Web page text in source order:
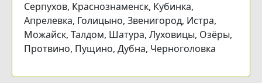
Серпухов, Краснознаменск, Кубинка,
Апрелевка, Голицыно, Звенигород, Истра,
Можайск, Талдом, Шатура, Луховицы, Озёры,
Протвино, Пущино, Дубна, Черноголовка